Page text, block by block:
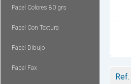
Papel Colores 80 grs
Papel Con Textura
Papel Dibujo
Papel Fax
Ref.